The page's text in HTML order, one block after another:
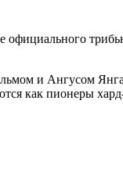
официального
и Ангусом
как пионеры